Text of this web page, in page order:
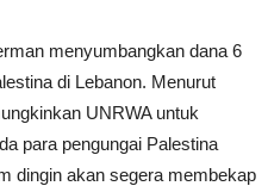
menyumbangkan dana 6
di Lebanon. Menurut
UNRWA untuk
para pengungai Palestina
dingin akan segera membekap